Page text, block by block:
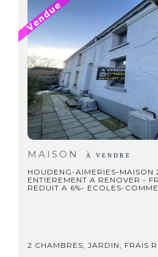
MAISON À VENDRE
HOUDENG-AIMERIES-MAISON
ENTIEREMENT A RENOVER -
REDUIT A 6%- ECOLES-
2 CHAMBRES, JARDIN, FRAIS